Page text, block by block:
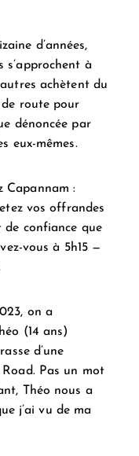
d’années,
s’approchent à
achètent du
route pour
dénoncée par
eux-mêmes.
Capannam :
vos offrandes
confiance que
vous à 5h15 —
on a
(14 ans)
d’une
Pas un mot
Théo nous a
j’ai vu de ma